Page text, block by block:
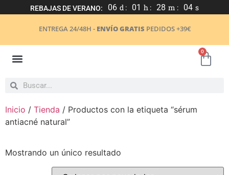
REBAJAS DE VERANO: 06 d : 01 h : 28 m : 04 s
ENTREGA 24/48H - ENVÍO GRATIS PEDIDOS +39€
0
Inicio / Tienda / Productos con la etiqueta “sérum
antiacné natural”
Mostrando un único resultado